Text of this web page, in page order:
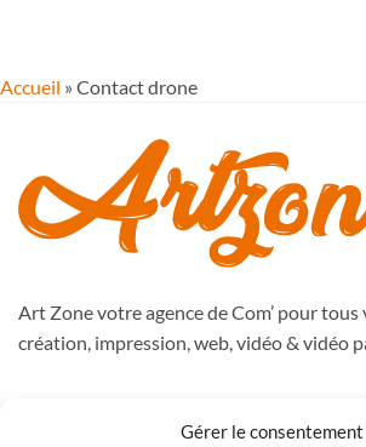
Gérer le consentement
Accueil » Contact drone
Art Zone votre agence de Com’ pour
création, impression, web, vidéo & vidéo
988, route de Péronne